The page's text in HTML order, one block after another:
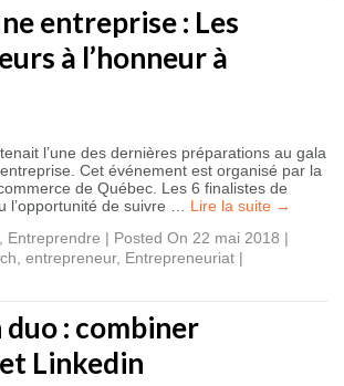
entreprise : Les
à l’honneur à
l’une des dernières préparations au gala
Cet événement est organisé par la
de Québec. Les 6 finalistes de
l’opportunité de suivre … Lire la suite →
Entreprendre | Posted On 22 mai 2018 |
entrepreneur, Entrepreneuriat |
: combiner
Linkedin